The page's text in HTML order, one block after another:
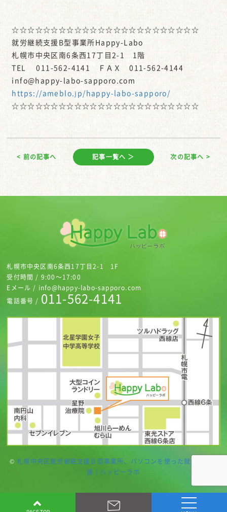
☆☆☆☆☆☆☆☆☆☆☆☆☆☆☆☆☆☆☆☆☆☆☆☆
就労継続支援B型事業所Happy-Labo
札幌市中央区南6条西17丁目2-1 1階
TEL 011-562-4141 ＦＡＸ 011-562-4144
info@happy-labo-sapporo.com
https://ameblo.jp/happy-labo-sapporo/
☆☆☆☆☆☆☆☆☆☆☆☆☆☆☆☆☆☆☆☆☆☆☆☆
< 前の記事へ 記事一覧へ ＞ 次の記事へ >
札幌市中央区南6条西17丁目2-1 1F
受付時間 / 9:00～17:00
Eメール / info@happy-labo-sapporo.com
電話番号 / 011-562-4141
©札幌中央区就労継続支援Ｂ型事業所、パソコンを使った就労継続支
援 | ハッピーラボ